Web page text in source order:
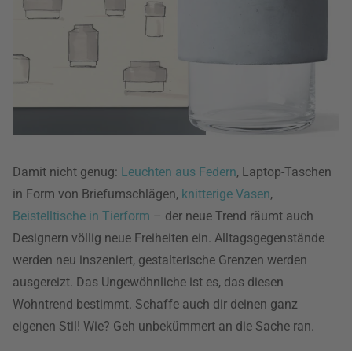
Damit nicht genug: Leuchten aus Federn, Laptop-Taschen
in Form von Briefumschlägen, knitterige Vasen,
Beistelltische in Tierform – der neue Trend räumt auch
Designern völlig neue Freiheiten ein. Alltagsgegenstände
werden neu inszeniert, gestalterische Grenzen werden
ausgereizt. Das Ungewöhnliche ist es, das diesen
Wohntrend bestimmt. Schaffe auch dir deinen ganz
eigenen Stil! Wie? Geh unbekümmert an die Sache ran.